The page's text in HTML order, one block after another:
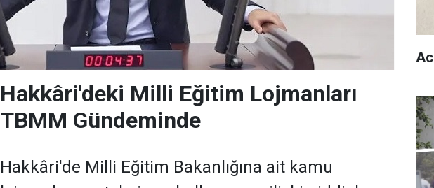
Hakkâri'deki Milli Eğitim Lojmanları
TBMM Gündeminde
Hakkâri'de Milli Eğitim Bakanlığına ait kamu